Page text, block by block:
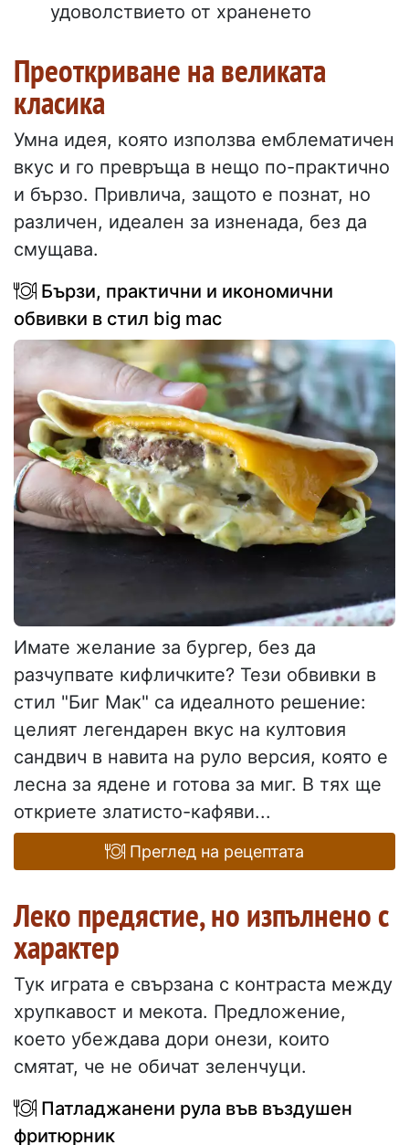
удоволствието от храненето
Преоткриване на великата
класика
Умна идея, която използва емблематичен
вкус и го превръща в нещо по-практично
и бързо. Привлича, защото е познат, но
различен, идеален за изненада, без да
смущава.
Бързи, практични и икономични
обвивки в стил big mac
Имате желание за бургер, без да
разчупвате кифличките? Тези обвивки в
стил "Биг Мак" са идеалното решение:
целият легендарен вкус на култовия
сандвич в навита на руло версия, която е
лесна за ядене и готова за миг. В тях ще
откриете златисто-кафяви...
Преглед на рецептата
Леко предястие, но изпълнено с
характер
Тук играта е свързана с контраста между
хрупкавост и мекота. Предложение,
което убеждава дори онези, които
смятат, че не обичат зеленчуци.
Патладжанени рула във въздушен
фритюрник